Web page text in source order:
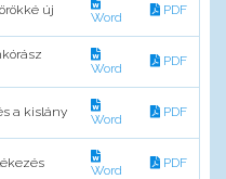
új Word PDF
Word PDF
a kislány Word PDF
Word PDF